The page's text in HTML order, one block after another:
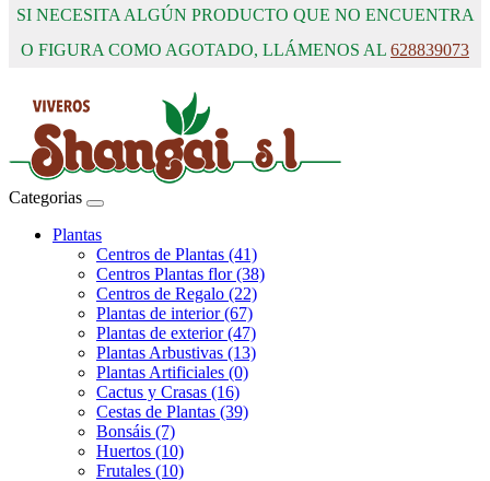
SI NECESITA ALGÚN PRODUCTO QUE NO ENCUENTRA
O FIGURA COMO AGOTADO, LLÁMENOS AL 628839073
Categorias
Plantas
Centros de Plantas (41)
Centros Plantas flor (38)
Centros de Regalo (22)
Plantas de interior (67)
Plantas de exterior (47)
Plantas Arbustivas (13)
Plantas Artificiales (0)
Cactus y Crasas (16)
Cestas de Plantas (39)
Bonsáis (7)
Huertos (10)
Frutales (10)